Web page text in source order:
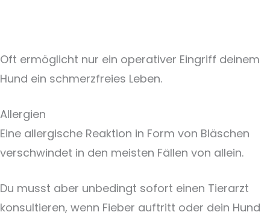
Oft ermöglicht nur ein operativer Eingriff deinem
Hund ein schmerzfreies Leben.
Allergien
Eine allergische Reaktion in Form von Bläschen
verschwindet in den meisten Fällen von allein.
Du musst aber unbedingt sofort einen Tierarzt
konsultieren, wenn Fieber auftritt oder dein Hund